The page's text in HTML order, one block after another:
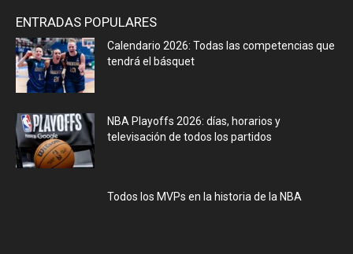
ENTRADAS POPULARES
Calendario 2026: Todas las competencias que
tendrá el básquet
NBA Playoffs 2026: días, horarios y
televisación de todos los partidos
Todos los MVPs en la historia de la NBA